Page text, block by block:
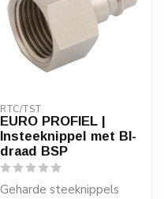
RTC/TST
EURO PROFIEL |
Insteeknippel met BI-
draad BSP
Geharde steeknippels